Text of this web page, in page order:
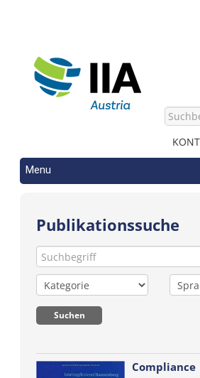
Menu
Publikationssuche
Compliance